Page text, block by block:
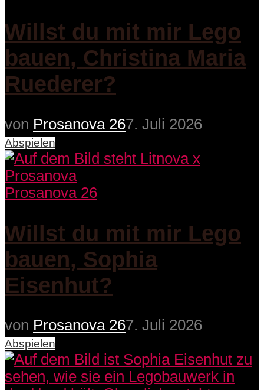
Willst du mit mir Lego
bauen, Christina Maria
Ruederer?
von Prosanova 267. Juli 2026
Abspielen
Prosanova 26
Willst du mit mir Lego
bauen, Sophia
Eisenhut?
von Prosanova 267. Juli 2026
Abspielen